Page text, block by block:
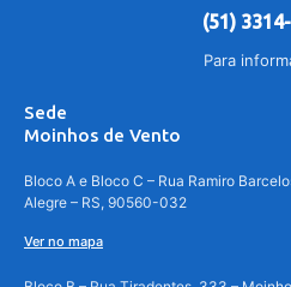
(51)
Para
Sede
Moinhos de Vento
Bloco A e Bloco C – Rua Ramiro
Alegre – RS, 90560-032
Ver no mapa